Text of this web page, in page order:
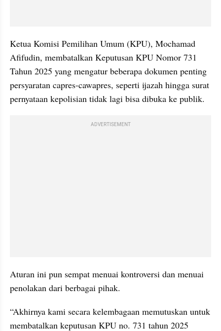
Ketua Komisi Pemilihan Umum (KPU), Mochamad
Afifudin, membatalkan Keputusan KPU Nomor 731
Tahun 2025 yang mengatur beberapa dokumen penting
persyaratan capres-cawapres, seperti ijazah hingga surat
pernyataan kepolisian tidak lagi bisa dibuka ke publik.
ADVERTISEMENT
Aturan ini pun sempat menuai kontroversi dan menuai
penolakan dari berbagai pihak.
“Akhirnya kami secara kelembagaan memutuskan untuk
membatalkan keputusan KPU no. 731 tahun 2025